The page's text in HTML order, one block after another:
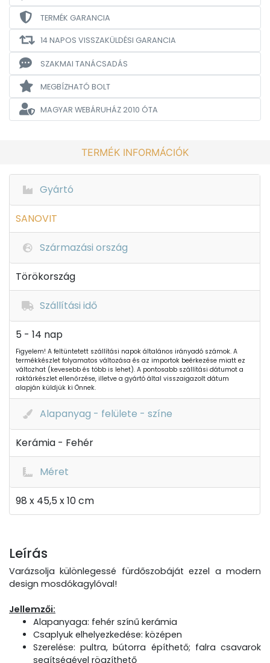
TERMÉK GARANCIA
14 NAPOS VISSZAKÜLDÉSI GARANCIA
SZAKMAI TANÁCSADÁS
MEGBÍZHATÓ BOLT
MAGYAR WEBÁRUHÁZ2010 ÓTA
TERMÉK INFORMÁCIÓK
Gyártó
SANOVIT
Származási ország
Törökország
Szállítási idő
5 - 14 nap
Figyelem! A feltüntetett szállítási napok általános irányadó számok. A
termékkészlet folyamatos változása és az importok beérkezése miatt ez
változhat (kevesebb és több is lehet). A pontosabb szállítási dátumot a
raktárkészlet ellenőrzése, illetve a gyártó által visszaigazolt dátum
alapján küldjük ki Önnek.
Alapanyag - felülete - színe
Kerámia - Fehér
Méret
98 x 45,5 x 10 cm
Leírás
Varázsolja különlegessé fürdőszobáját ezzel a modern
design mosdókagylóval!
Jellemzői:
Alapanyaga: fehér színű kerámia
Csaplyuk elhelyezkedése: középen
Szerelése: pultra, bútorra építhető; falra csavarok
segítségével rögzíthető